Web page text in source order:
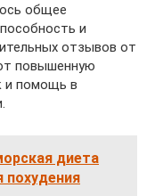
общее
и
отзывов от
повышенную
и помощь в
диета